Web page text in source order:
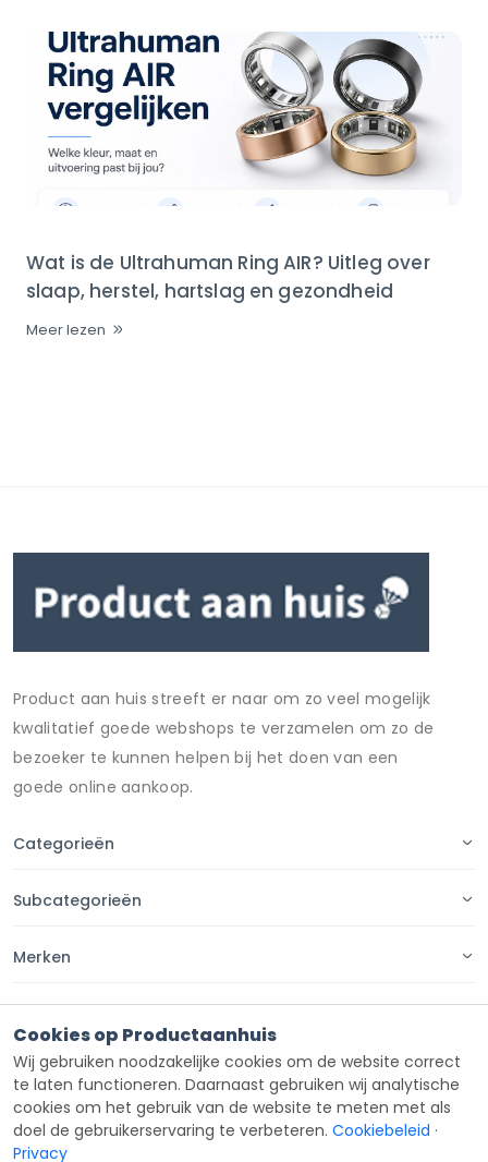
Wat is de Ultrahuman Ring AIR? Uitleg over
slaap, herstel, hartslag en gezondheid
Meer lezen
Product aan huis streeft er naar om zo veel mogelijk
kwalitatief goede webshops te verzamelen om zo de
bezoeker te kunnen helpen bij het doen van een
goede online aankoop.
Categorieën
Subcategorieën
Merken
Contact
Cookies op Productaanhuis
Wij gebruiken noodzakelijke cookies om de website correct
te laten functioneren. Daarnaast gebruiken wij analytische
cookies om het gebruik van de website te meten met als
doel de gebruikerservaring te verbeteren. Cookiebeleid ·
Privacy